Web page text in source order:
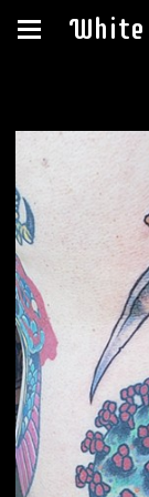
White